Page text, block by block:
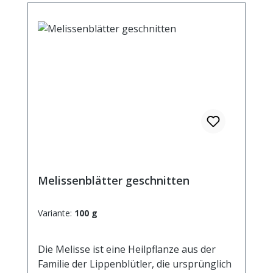
Melissenblätter geschnitten
Variante: 100 g
Die Melisse ist eine Heilpflanze aus der
Familie der Lippenblütler, die ursprünglich